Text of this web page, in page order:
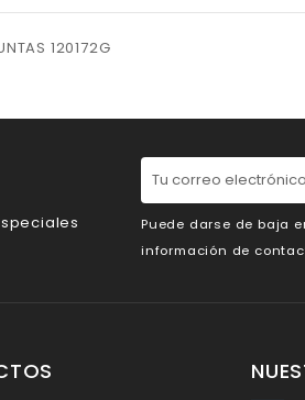
120172G
Puede darse de baja
información de